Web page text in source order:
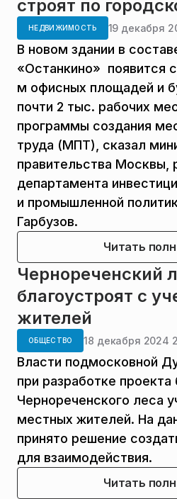
строят по
НЕДВИЖИМОСТЬ 19 декабря
В новом здании в
«Останкино» появится
м офисных площадей и
почти 2 тыс. рабочих
программы создания
труда (МПТ), сказал
правительства Москвы,
департамента
и промышленной
Гарбузов.
Читать
Чернореченский
благоустроят с
жителей
ОБЩЕСТВО 18 декабря 2024
Власти подмосковной
при разработке проекта
Чернореченского леса
местных жителей. На
принято решение
для взаимодействия.
Читать